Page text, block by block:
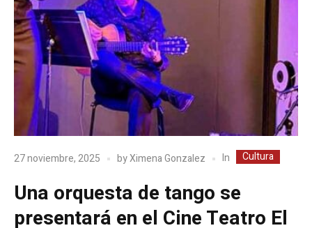
27 noviembre, 2025 byXimena Gonzalez In Cultura
Una orquesta de tango se
presentará en el Cine Teatro El